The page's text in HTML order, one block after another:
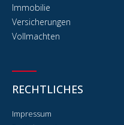
Immobilie
Versicherungen
Vollmachten
RECHTLICHES
Impressum